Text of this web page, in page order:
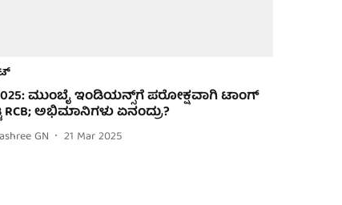
ಮುಂಬೈ ಇಂಡಿಯನ್ಸ್‌ಗೆ ಪರೋಕ್ಷವಾಗಿ ಟಾಂಗ್
RCB; ಅಭಿಮಾನಿಗಳು ಏನಂದ್ರು?
GN 21 Mar 2025